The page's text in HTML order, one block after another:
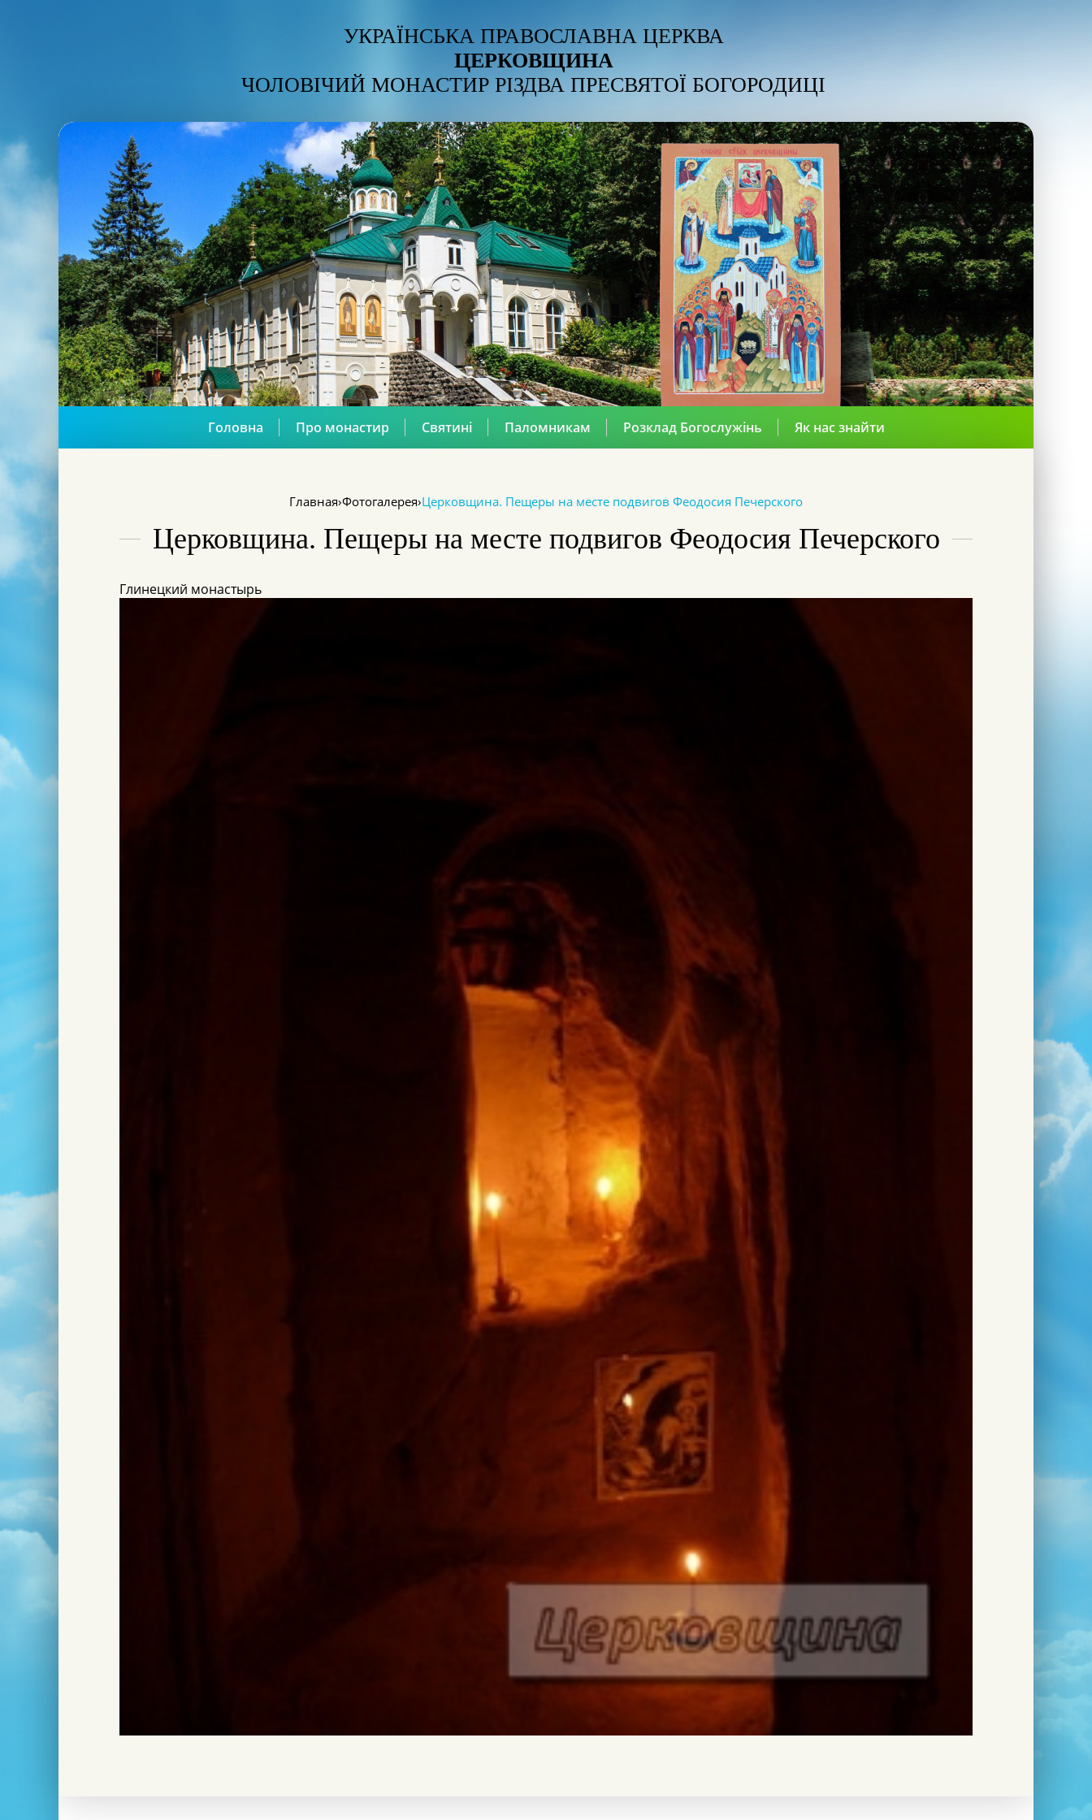
УКРАЇНСЬКА ПРАВОСЛАВНА ЦЕРКВА
ЦЕРКОВЩИНА
ЧОЛОВІЧИЙ МОНАСТИР РІЗДВА ПРЕСВЯТОЇ БОГОРОДИЦІ
Головна Про монастир Святині Паломникам Розклад Богослужінь Як нас знайти
Главная›Фотогалерея›Церковщина. Пещеры на месте подвигов Феодосия Печерского
Церковщина. Пещеры на месте подвигов Феодосия Печерского
Глинецкий монастырь